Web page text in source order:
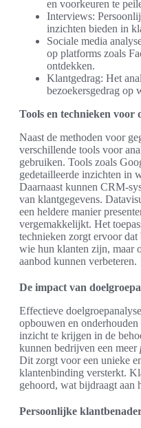
en voorkeuren te
Interviews:
inzichten bieden in
Sociale media
op platforms zoals
ontdekken.
Klantgedrag: Het
bezoekersgedrag op
Tools en technieken voor
Naast de methoden voor
verschillende tools voor
gebruiken. Tools zoals
gedetailleerde inzichten in
Daarnaast kunnen CRM-
van klantgegevens.
een heldere manier
vergemakkelijkt. Het
technieken zorgt ervoor
wie hun klanten zijn, maar
aanbod kunnen verbeteren.
De impact van
Effectieve
opbouwen en
inzicht te krijgen in de
kunnen bedrijven een meer
Dit zorgt voor een unieke
klantenbinding versterkt.
gehoord, wat bijdraagt aan
Persoonlijke